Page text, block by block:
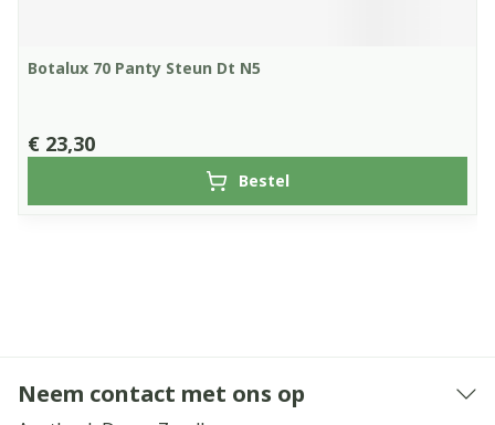
Botalux 70 Panty Steun Dt N5
€ 23,30
Bestel
Neem contact met ons op